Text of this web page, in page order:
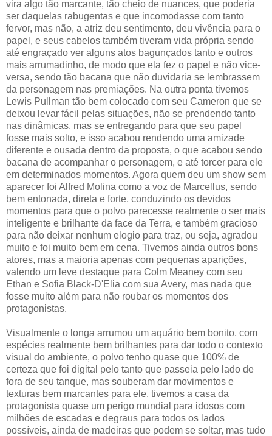
vira algo tão marcante, tão cheio de nuances, que poderia
ser daquelas rabugentas e que incomodasse com tanto
fervor, mas não, a atriz deu sentimento, deu vivência para o
papel, e seus cabelos também tiveram vida própria sendo
até engraçado ver alguns atos bagunçados tanto e outros
mais arrumadinho, de modo que ela fez o papel e não vice-
versa, sendo tão bacana que não duvidaria se lembrassem
da personagem nas premiações. Na outra ponta tivemos
Lewis Pullman tão bem colocado com seu Cameron que se
deixou levar fácil pelas situações, não se prendendo tanto
nas dinâmicas, mas se entregando para que seu papel
fosse mais solto, e isso acabou rendendo uma amizade
diferente e ousada dentro da proposta, o que acabou sendo
bacana de acompanhar o personagem, e até torcer para ele
em determinados momentos. Agora quem deu um show sem
aparecer foi Alfred Molina como a voz de Marcellus, sendo
bem entonada, direta e forte, conduzindo os devidos
momentos para que o polvo parecesse realmente o ser mais
inteligente e brilhante da face da Terra, e também gracioso
para não deixar nenhum elogio para traz, ou seja, agradou
muito e foi muito bem em cena. Tivemos ainda outros bons
atores, mas a maioria apenas com pequenas aparições,
valendo um leve destaque para Colm Meaney com seu
Ethan e Sofia Black-D'Elia com sua Avery, mas nada que
fosse muito além para não roubar os momentos dos
protagonistas.
Visualmente o longa arrumou um aquário bem bonito, com
espécies realmente bem brilhantes para dar todo o contexto
visual do ambiente, o polvo tenho quase que 100% de
certeza que foi digital pelo tanto que passeia pelo lado de
fora de seu tanque, mas souberam dar movimentos e
texturas bem marcantes para ele, tivemos a casa da
protagonista quase um perigo mundial para idosos com
milhões de escadas e degraus para todos os lados
possíveis, ainda de madeiras que podem se soltar, mas tudo